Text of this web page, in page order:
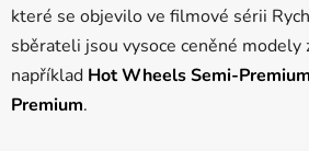
které se objevilo ve filmové sérii
sběrateli jsou vysoce ceněné modely
například Hot Wheels Semi-Premium
Premium.